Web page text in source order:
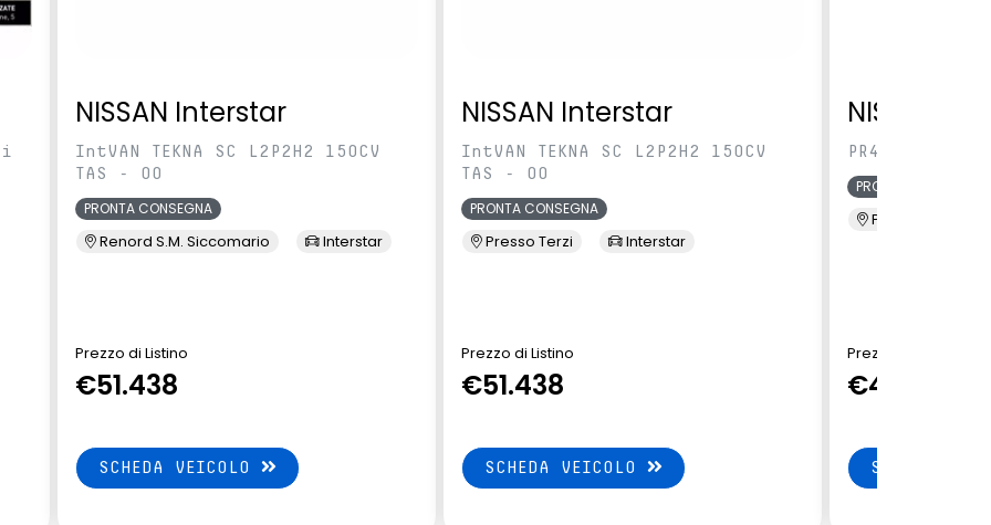
NISSAN Interstar
IntVAN TEKNA SC L2P2H2 150CV
TAS - 00
PRONTA CONSEGNA
Renord S.M. Siccomario Interstar
Prezzo di Listino
€51.438
SCHEDA VEICOLO
NISSAN Interstar
IntVAN TEKNA SC L2P2H2 150CV
TAS - 00
PRONTA CONSEGNA
Presso Terzi Interstar
Prezzo di Listino
€51.438
SCHEDA VEICOLO
NISSAN
PR4 VAN ACE
PRONTA CONSEGNA
Presso Terzi
Prezzo di Listino
€42.873
SCHEDA